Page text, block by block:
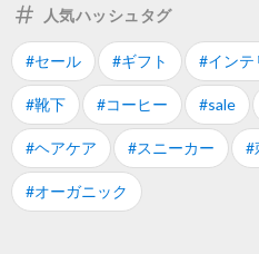
人気ハッシュタグ
#セール #ギフト #インテ
#靴下 #コーヒー #sale
#ヘアケア #スニーカー #
#オーガニック